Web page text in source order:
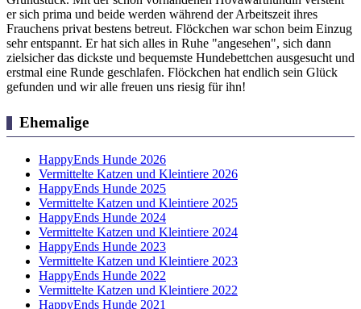
er sich prima und beide werden während der Arbeitszeit ihres
Frauchens privat bestens betreut. Flöckchen war schon beim Einzug
sehr entspannt. Er hat sich alles in Ruhe "angesehen", sich dann
zielsicher das dickste und bequemste Hundebettchen ausgesucht und
erstmal eine Runde geschlafen. Flöckchen hat endlich sein Glück
gefunden und wir alle freuen uns riesig für ihn!
Ehemalige
HappyEnds Hunde 2026
Vermittelte Katzen und Kleintiere 2026
HappyEnds Hunde 2025
Vermittelte Katzen und Kleintiere 2025
HappyEnds Hunde 2024
Vermittelte Katzen und Kleintiere 2024
HappyEnds Hunde 2023
Vermittelte Katzen und Kleintiere 2023
HappyEnds Hunde 2022
Vermittelte Katzen und Kleintiere 2022
HappyEnds Hunde 2021